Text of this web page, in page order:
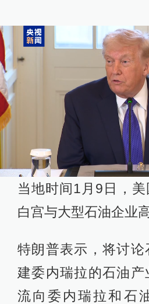
当地时间1月9日，
白宫与大型石油企业
特朗普表示，将讨
建委内瑞拉的石油
流向委内瑞拉和石